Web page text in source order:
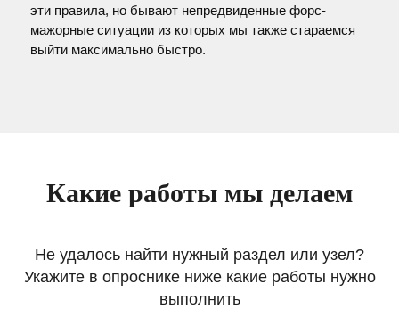
эти правила, но бывают непредвиденные форс-
мажорные ситуации из которых мы также стараемся
выйти максимально быстро.
Какие работы мы делаем
Не удалось найти нужный раздел или узел?
Укажите в опроснике ниже какие работы нужно
выполнить